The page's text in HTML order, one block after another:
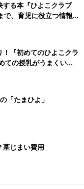
とからスタートしま
間は沸騰してから12
めて卵を食べさせる
しましょう。 ゆであ
つけておき、殻をむき
ら半分に割り、卵黄
ばします。 初めて与
にし、少しずつ、量
初期 5～6ヶ月ご
離乳食といえば、おか
使って大人用の炊い
紹介します。電子レ
は様子を見ながら加
・レシピ 離乳食
感に仕上げて食べや
すめのテクです。
ピ 離乳食初期 5
る本『ひよこクラブ
、育児に役立つ情報が
『初めてのひよこクラ
ての授乳がうまくい
夏のトラブル 解決テ
「たまひよ」
墓じまい費用